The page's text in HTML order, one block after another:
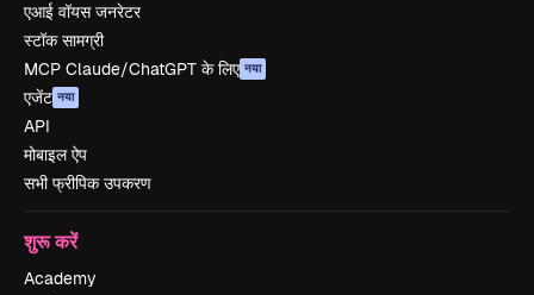
एआई वॉयस जनरेटर
स्टॉक सामग्री
MCP Claude/ChatGPT के लिए नया
एजेंट नया
API
मोबाइल ऐप
सभी फ्रीपिक उपकरण
शुरू करें
Academy